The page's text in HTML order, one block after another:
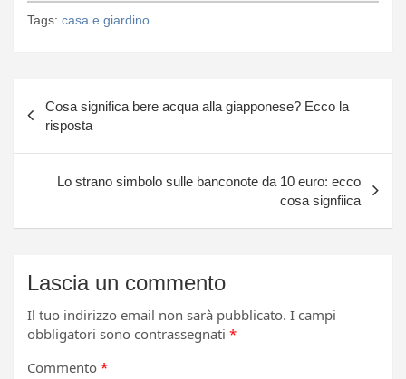
Tags: casa e giardino
articoli
Cosa significa bere acqua alla giapponese? Ecco la
risposta
Lo strano simbolo sulle banconote da 10 euro: ecco
cosa signfiica
Lascia un commento
Il tuo indirizzo email non sarà pubblicato. I campi
obbligatori sono contrassegnati *
Commento *